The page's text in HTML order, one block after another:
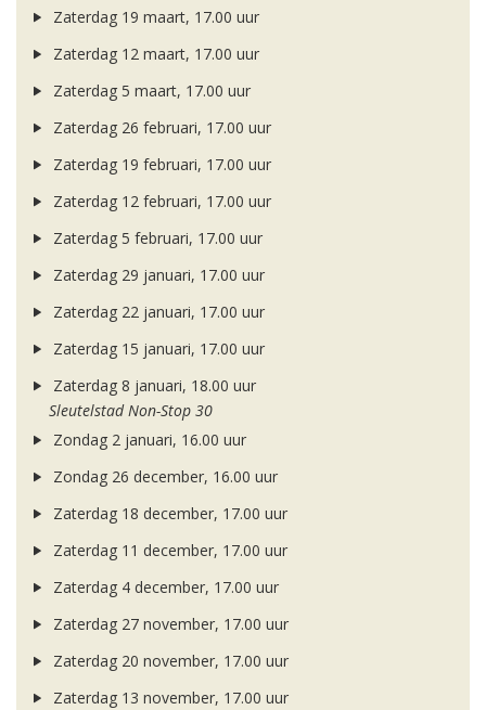
Zaterdag 19 maart, 17.00 uur
Zaterdag 12 maart, 17.00 uur
Zaterdag 5 maart, 17.00 uur
Zaterdag 26 februari, 17.00 uur
Zaterdag 19 februari, 17.00 uur
Zaterdag 12 februari, 17.00 uur
Zaterdag 5 februari, 17.00 uur
Zaterdag 29 januari, 17.00 uur
Zaterdag 22 januari, 17.00 uur
Zaterdag 15 januari, 17.00 uur
Zaterdag 8 januari, 18.00 uur
Sleutelstad Non-Stop 30
Zondag 2 januari, 16.00 uur
Zondag 26 december, 16.00 uur
Zaterdag 18 december, 17.00 uur
Zaterdag 11 december, 17.00 uur
Zaterdag 4 december, 17.00 uur
Zaterdag 27 november, 17.00 uur
Zaterdag 20 november, 17.00 uur
Zaterdag 13 november, 17.00 uur